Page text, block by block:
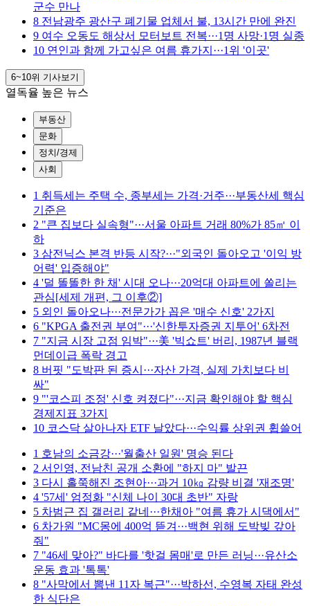
군수 만나
8 전남광주 광산구 폐기물 업체서 불, 13시간 만에 완진
9 여수 오동도 해상서 모터보트 전복···1명 사망·1명 실종
10 연인과 함께 가고싶은 여름 휴가지···1위 '이곳'
6~10위 기사보기
열독율 높은 뉴스
부동산
문화
정치/경제
사회
1 취득세는 주택 수, 종부세는 가격·거주···부동산세 핵심
기준은
2 "큰 집보다 실속형"···서울 아파트 거래 80%가 85㎡ 이
하
3 삼전닉스 본격 반등 시작?···"외국인 돌아오고 '이익 방
어력' 입증해야"
4 '덜 똘똘한 한 채' 시대 오나···20억대 아파트에 쏠리는
관심[세제 개편, 그 이후②]
5 외인 돌아오나···전문가가 꼽은 '매수 신호' 2가지
6 "KPGA 출전권 부여"···'신한투자증권 지투어' 6차전
7 "지금 시장 고점 임박"···美 '빅쇼트' 버리, 1987년 블랙
먼데이급 폭락 경고
8 버핏 "도박판 된 증시···자산 가격, 실제 가치보다 비
싸"
9 "'코스피 조정' 신호 켜졌다"···지금 확인해야 할 핵심
경제지표 3가지
10 코스닥 살아나자 ETF 날았다···수익률 상위권 휩쓸어
1 호남의 소금강···'월출산 일원' 명승 된다
2 서인영, 전남친 공개 소환에 "하지 마" 발끈
3 다시 홀쭉해진 조현아···과거 10㎏ 감량 비결 '재조명'
4 '57세' 엄정화 "신체 나이 30대 초반" 자랑
5 차범근 집 갤러리 같네···한채아 "여름 휴가 시댁에서"
6 차가원 "MC몽에 400억 뜯겨···백현 위해 도박빚 갚아
줘"
7 "46세 맞아?" 바다를 '핫걸 몸매'로 만든 러닝···유산소
운동 효과 '톡톡'
8 "사막에서 뽐낸 11자 복근"···박하선, 수영복 자태 완성
한 식단은